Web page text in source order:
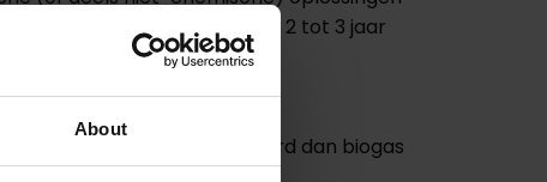
About
installatie zich vaak binnen 2 tot 3 jaar
Die zijn veel meer waard dan biogas